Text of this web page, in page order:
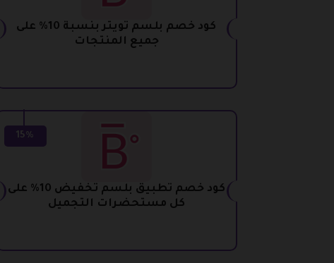
كود خصم بلسم تويتر بنسبة 10% على
جميع المنتجات
15%
كود خصم تطبيق بلسم تخفيض 10% على
كل مستحضرات التجميل